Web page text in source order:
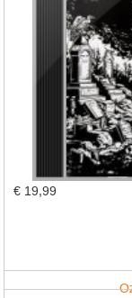
€ 19,99